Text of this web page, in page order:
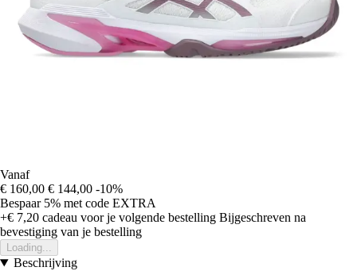
Vanaf
€ 160,00 € 144,00 -10%
Bespaar 5% met code EXTRA
+€ 7,20 cadeau voor je volgende bestelling Bijgeschreven na
bevestiging van je bestelling
Loading...
Beschrijving